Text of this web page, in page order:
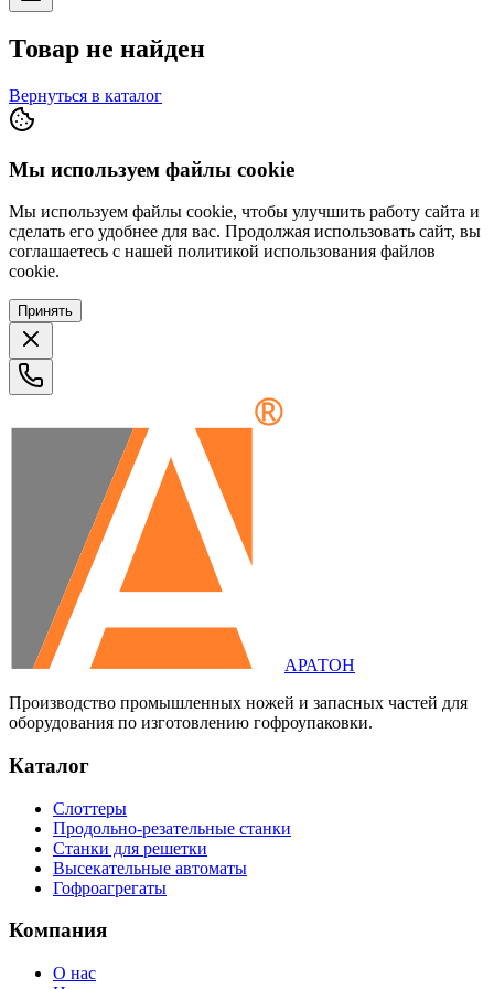
Товар не найден
Вернуться в каталог
Мы используем файлы cookie
Мы используем файлы cookie, чтобы улучшить работу сайта и
сделать его удобнее для вас. Продолжая использовать сайт, вы
соглашаетесь с нашей политикой использования файлов
cookie.
Принять
АРАТОН
Производство промышленных ножей и запасных частей для
оборудования по изготовлению гофроупаковки.
Каталог
Слоттеры
Продольно-резательные станки
Станки для решетки
Высекательные автоматы
Гофроагрегаты
Компания
О нас